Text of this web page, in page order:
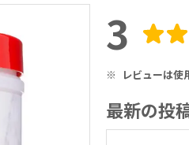
3
※ レビューは使
最新の投